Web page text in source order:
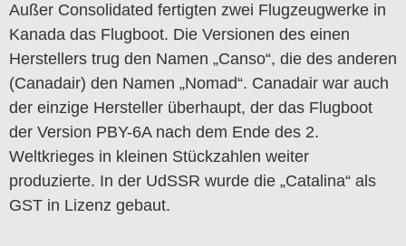
Außer Consolidated fertigten zwei Flugzeugwerke in
Kanada das Flugboot. Die Versionen des einen
Herstellers trug den Namen „Canso“, die des anderen
(Canadair) den Namen „Nomad“. Canadair war auch
der einzige Hersteller überhaupt, der das Flugboot
der Version PBY-6A nach dem Ende des 2.
Weltkrieges in kleinen Stückzahlen weiter
produzierte. In der UdSSR wurde die „Catalina“ als
GST in Lizenz gebaut.